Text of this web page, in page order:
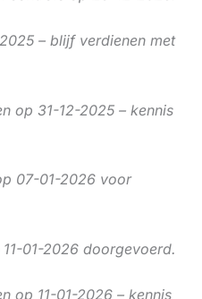
– blijf verdienen met
op 31-12-2025 – kennis
07-01-2026 voor
01-2026 doorgevoerd.
op 11-01-2026 – kennis